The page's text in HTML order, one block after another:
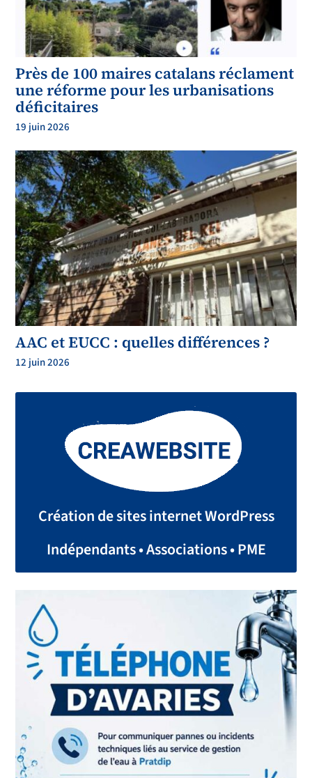
Près de 100 maires catalans réclament
une réforme pour les urbanisations
déficitaires
19 juin 2026
AAC et EUCC : quelles différences ?
12 juin 2026
Création de sites internet WordPress
Indépendants • Associations • PME